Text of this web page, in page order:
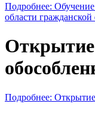
Подробнее:
области
Открытие
Подробнее: